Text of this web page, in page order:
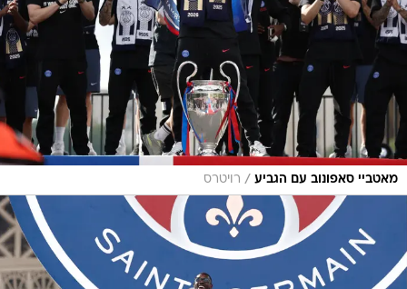
מאטביי סאפונוב עם הגביע / רויטרס